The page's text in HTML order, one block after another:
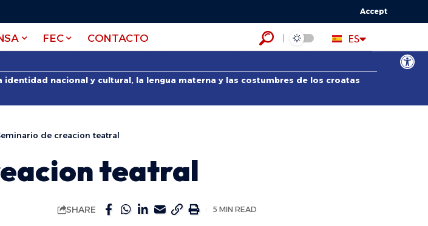
Abrir
Accept
FEC CONTACTO ES
HR
EN
nacional y cultural, la lengua materna y las costumbres de los croatas
de creacion teatral
teatral
SHARE 5 MIN READ